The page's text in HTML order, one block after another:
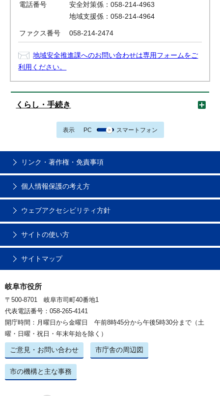
電話番号
安全対策係：058-214-4963
地域支援係：058-214-4964
ファクス番号 058-214-2474
地域安全推進課へのお問い合わせは専用フォームをご
利用ください。
くらし・手続き
表示 PC スマートフォン
リンク・著作権・免責事項
個人情報保護の考え方
ウェブアクセシビリティ方針
サイトの使い方
サイトマップ
岐阜市役所
〒500-8701 岐阜市司町40番地1
代表電話番号：058-265-4141
開庁時間：月曜日から金曜日 午前8時45分から午後5時30分まで（土
曜・日曜・祝日・年末年始を除く）
ご意見・お問い合わせ 市庁舎の周辺図
市の機構と主な事務